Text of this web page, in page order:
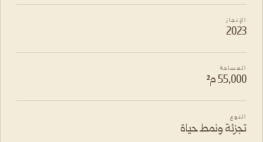
الإنجاز
2023
المساحة
55,000 م²
النوع
تجزئة ونمط حياة